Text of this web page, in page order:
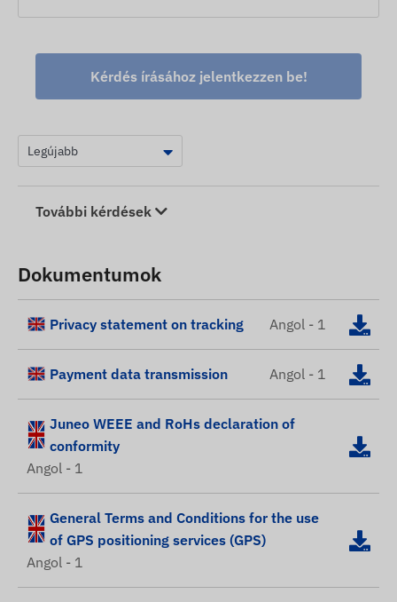
Kérdés írásához jelentkezzen be!
További kérdések
Dokumentumok
Privacy statement on tracking Angol - 1
Payment data transmission Angol - 1
Juneo WEEE and RoHs declaration of
conformity
Angol - 1
General Terms and Conditions for the use
of GPS positioning services (GPS)
Angol - 1